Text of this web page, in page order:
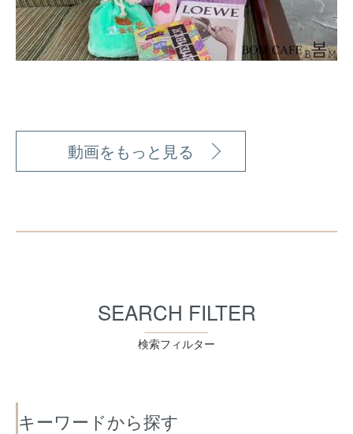
動画をもっと見る
SEARCH FILTER
検索フィルター
キーワードから探す